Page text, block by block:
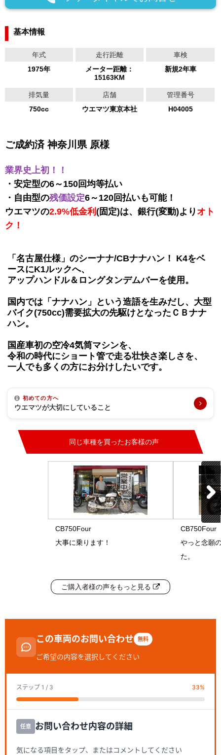
基本情報
年式
1975年
走行距離
メーター距離：
15163KM
車検
新規2年車
排気量
750cc
店舗
ウエマツ東京本社
管理番号
H04005
ご成約済 神奈川県 原様
業界史上初！！
・安定型の6～150回均等払い
・自由型の残価設定6～120回払いも可能！
ウエマツの2.9%低金利 (固定)は、銀行(変動)より オト
ク！
「名古屋仕様」のシーナナ/CBナナハン！ K4をベ
ースにK1ルックへ、
アップハンドル＆ロングタンデムバーを使用。
国内では「ナナハン」という造語を生みだし、大型
バイク(750cc)需要拡大の先駆けとなったＣＢナナ
ハン。
国産車初の空冷4気筒マシンを、
令和の時代にショート管で走る壮快さ楽しさを、
一人でも多くの方にお分けしたいです。
初めての方へ
ウエマツが大切にしていること
同じ車種を買ったお客様の声
CB750Four
大事に乗ります！
CB750Four
やっと念願
た。
ご購入者様の声をもっと見る
この車両のお問い合わせ 無料
ご希望の内容を選択してください
ステップ 1 / 3 33%
任意 お問い合わせ内容の詳細
気になる項目をタップ、またはコメントしてください